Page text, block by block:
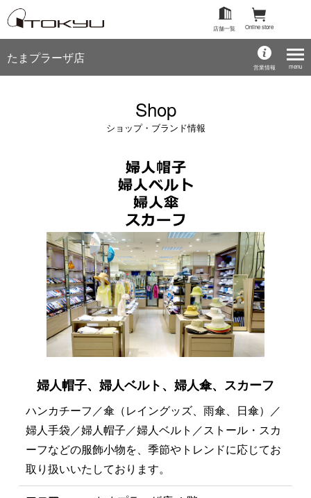
Online store
店舗一覧
たまプラーザ店
営業情報
Shop
ショップ・ブランド情報
婦人帽子、婦人ベルト、婦人傘、スカーフ
ハンカチーフ／傘（レイングッズ、雨傘、日傘）／
婦人手袋／婦人帽子／婦人ベルト／ストール・スカ
ーフなどの服飾小物を、季節やトレンドに応じてお
取り扱いいたしております。
menu